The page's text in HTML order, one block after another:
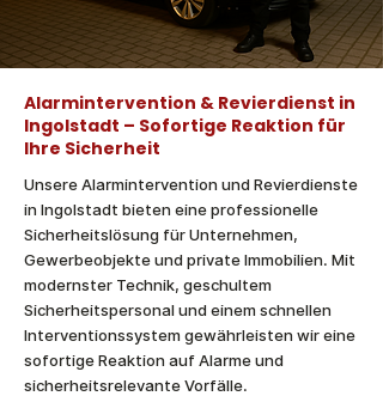
Alarmintervention & Revierdienst in
Ingolstadt – Sofortige Reaktion für
Ihre Sicherheit
Unsere Alarmintervention und Revierdienste
in Ingolstadt bieten eine professionelle
Sicherheitslösung für Unternehmen,
Gewerbeobjekte und private Immobilien. Mit
modernster Technik, geschultem
Sicherheitspersonal und einem schnellen
Interventionssystem gewährleisten wir eine
sofortige Reaktion auf Alarme und
sicherheitsrelevante Vorfälle.